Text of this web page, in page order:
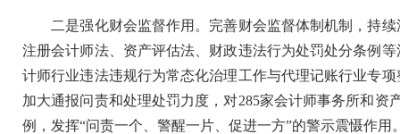
二是强化财会监督作用。完善财会监督体制机制，持续
注册会计师法、资产评估法、财政违法行为处罚处分条例
计师行业违法违规行为常态化治理工作与代理记账行业专
加大通报问责和处理处罚力度，对285家会计师事务所和
例，发挥“问责一个、警醒一片、促进一方”的警示震慑作用